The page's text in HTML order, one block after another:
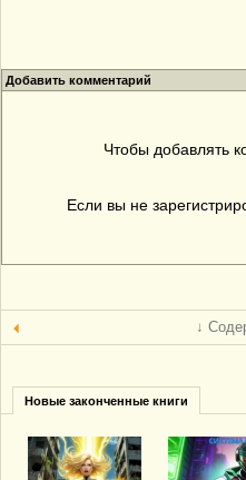
Добавить комментарий
Чтобы добавлять
Если вы не
↓
Новые законченные книги